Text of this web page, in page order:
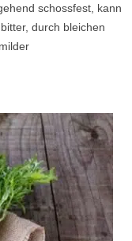
schossfest, kann
durch bleichen